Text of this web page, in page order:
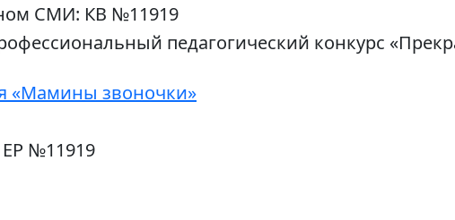
СМИ: КВ №11919
педагогический конкурс
«Мамины звоночки»
ЕР №11919